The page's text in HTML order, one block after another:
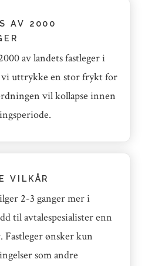
AV 2000
av landets fastleger i
uttrykke en stor frykt for
vil kollapse innen
VILKÅR
2-3 ganger mer i
til avtalespesialister enn
Fastleger ønsker kun
som andre